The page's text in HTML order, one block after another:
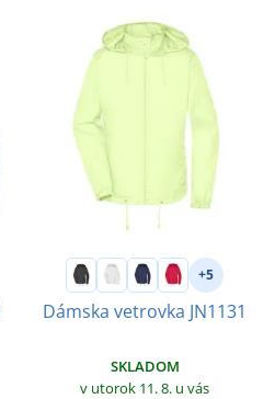
+5
Dámska vetrovka JN1131
SKLADOM
v utorok 11. 8. u vás